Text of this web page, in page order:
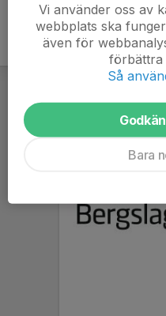
Vi använder oss av
webbplats ska
även för
förbättra
Så
Bara